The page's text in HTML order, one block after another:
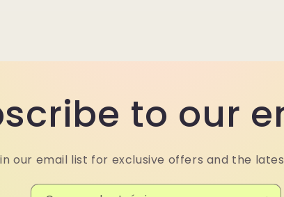
to our
our email list for exclusive offers and the